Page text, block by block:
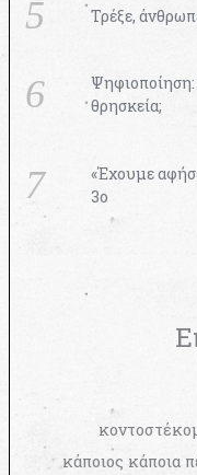
Τρέξε,
Ψηφιοποίηση:
θρησκεία;
«Έχουμε
3ο
κάποιος κάποια